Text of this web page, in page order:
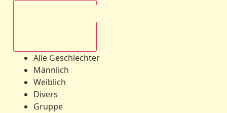
Alle Geschlechter
Männlich
Weiblich
Divers
Gruppe